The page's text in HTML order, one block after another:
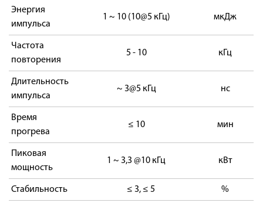
Энергия
импульса
1 ~ 10 (10@5 кГц) мкДж
Частота
повторения
5 - 10 кГц
Длительность
импульса
~ 3@5 кГц нс
Время
прогрева
≤ 10 мин
Пиковая
мощность
1 ~ 3,3 @10 кГц кВт
Стабильность ≤ 3, ≤ 5 %